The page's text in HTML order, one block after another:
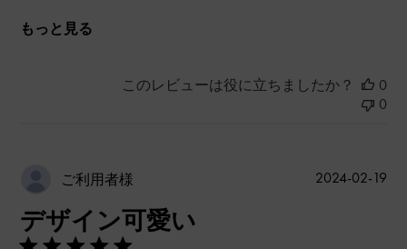
もっと見る
このレビューは役に立ちましたか？
0
0
ご利用者様
デザイン可愛い
公
2024-02-19